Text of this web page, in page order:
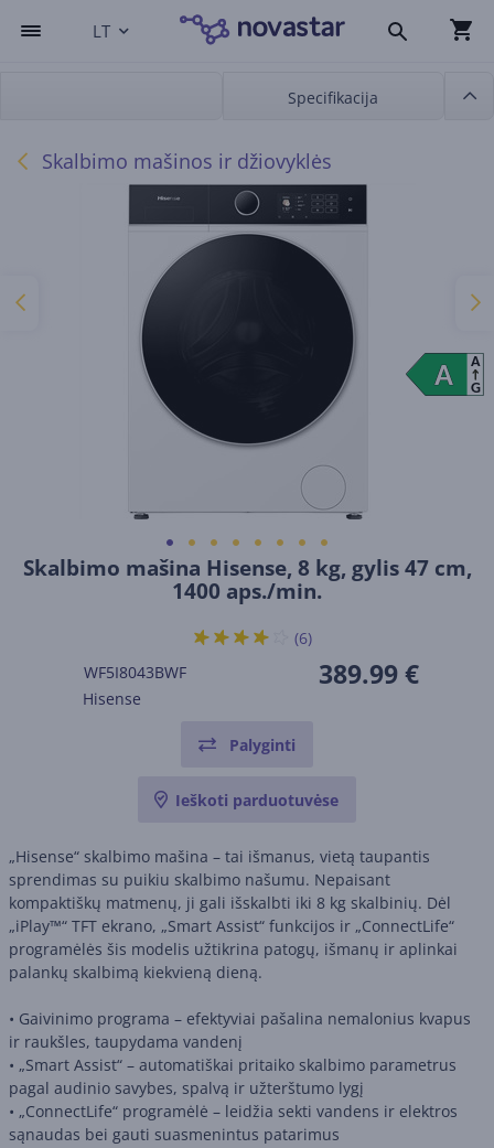
LT
Specifikacija
Skalbimo mašinos ir džiovyklės
Skalbimo mašina Hisense, 8 kg, gylis 47 cm,
1400 aps./min.
WF5I8043BWF
Hisense
389.99 €
(6)
Palyginti
Ieškoti parduotuvėse
„Hisense“ skalbimo mašina – tai išmanus, vietą taupantis
sprendimas su puikiu skalbimo našumu. Nepaisant
kompaktiškų matmenų, ji gali išskalbti iki 8 kg skalbinių. Dėl
„iPlay™“ TFT ekrano, „Smart Assist“ funkcijos ir „ConnectLife“
programėlės šis modelis užtikrina patogų, išmanų ir aplinkai
palankų skalbimą kiekvieną dieną.
• Gaivinimo programa – efektyviai pašalina nemalonius kvapus
ir raukšles, taupydama vandenį
• „Smart Assist“ – automatiškai pritaiko skalbimo parametrus
pagal audinio savybes, spalvą ir užterštumo lygį
• „ConnectLife“ programėlė – leidžia sekti vandens ir elektros
sąnaudas bei gauti suasmenintus patarimus
A
A
A
G